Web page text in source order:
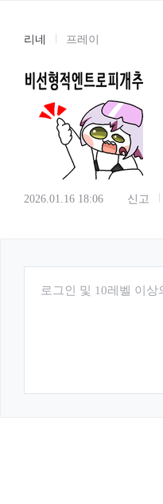
리네 프레이
2026.01.16 18:06 신고
로그인 및 10레벨 이